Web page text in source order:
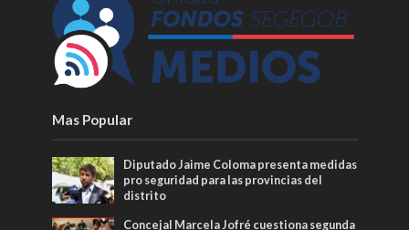
Mas Popular
Diputado Jaime Coloma presenta medidas
pro seguridad para las provincias del
distrito
Concejal Marcela Jofré cuestiona segunda